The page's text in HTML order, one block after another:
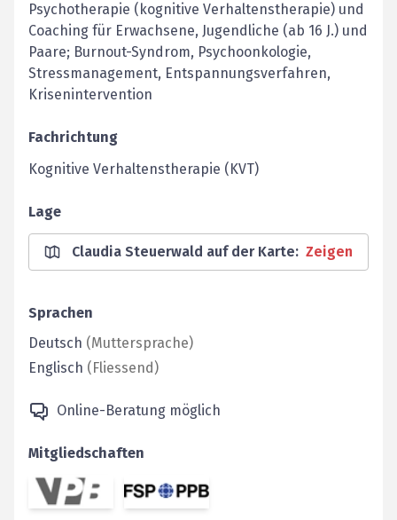
Psychotherapie (kognitive Verhaltenstherapie) und
Coaching für ­Erwachsene, Jugendliche (ab 16 J.) und
Paare; Burnout-Syndrom, Psychoonkologie,
Stressmanagement, Entspannungs­verfahren,
Krisenintervention
Fachrichtung
Kognitive Verhaltenstherapie (KVT)
Lage
Claudia Steuerwald auf der Karte: Zeigen
Sprachen
Deutsch (Muttersprache)
Englisch (Fliessend)
Online-Beratung möglich
Mitgliedschaften